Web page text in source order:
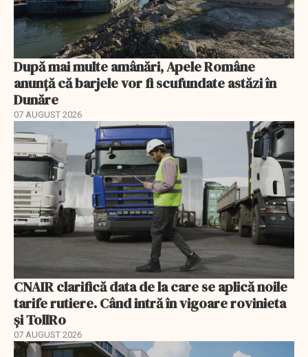
După mai multe amânări, Apele Române
anunță că barjele vor fi scufundate astăzi în
Dunăre
07 AUGUST 2026
CNAIR clarifică data de la care se aplică noile
tarife rutiere. Când intră în vigoare rovinieta
și TollRo
07 AUGUST 2026